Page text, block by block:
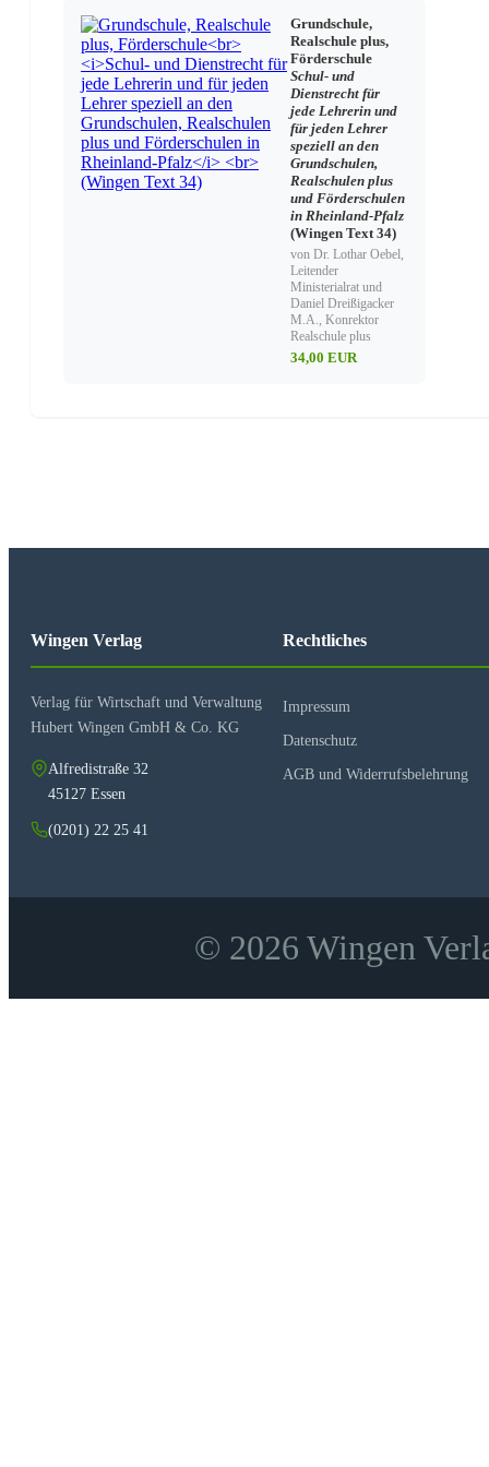
Grundschule,
Realschule plus,
Förderschule
Schul- und
Dienstrecht für
jede Lehrerin und
für jeden Lehrer
speziell an den
Grundschulen,
Realschulen plus
und Förderschulen
in Rheinland-Pfalz
(Wingen Text 34)
von Dr. Lothar Oebel,
Leitender
Ministerialrat und
Daniel Dreißigacker
M.A., Konrektor
Realschule plus
34,00 EUR
Wingen Verlag
Verlag für Wirtschaft und Verwaltung
Hubert Wingen GmbH & Co. KG
Alfredistraße 32
45127 Essen
(0201) 22 25 41
Rechtliches
Impressum
Datenschutz
AGB und Widerrufsbelehrung
© 2026 Wingen